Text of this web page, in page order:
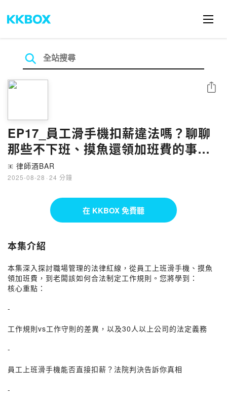
EP17_員工滑手機扣薪違法嗎？聊聊
那些不下班、摸魚還領加班費的事！
老闆該如何訂定工作規則聰明出招
🄴 律師酒BAR
2025-08-28 · 24 分鐘
分享
在 KKBOX 免費聽
本集介紹
本集深入探討職場管理的法律紅線，從員工上班滑手機、摸魚
領加班費，到老闆該如何合法制定工作規則。您將學到：
核心重點：
-
工作規則vs工作守則的差異，以及30人以上公司的法定義務
-
員工上班滑手機能否直接扣薪？法院判決告訴你真相
-